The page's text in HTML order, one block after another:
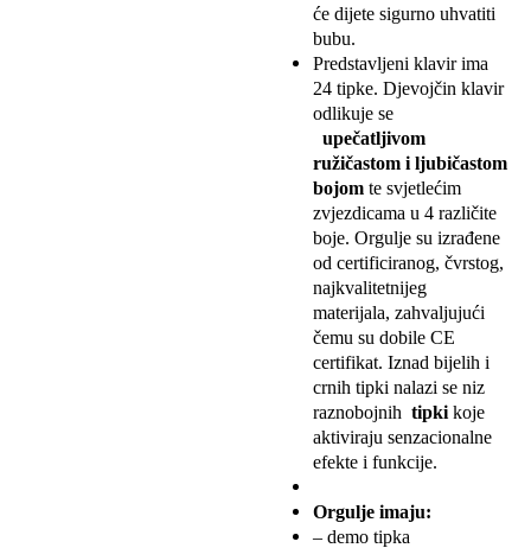
će dijete sigurno uhvatiti
bubu.
Predstavljeni klavir ima
24 tipke. Djevojčin klavir
odlikuje se
upečatljivom
ružičastom i ljubičastom
bojom te svjetlećim
zvjezdicama u 4 različite
boje. Orgulje su izrađene
od certificiranog, čvrstog,
najkvalitetnijeg
materijala, zahvaljujući
čemu su dobile CE
certifikat. Iznad bijelih i
crnih tipki nalazi se niz
raznobojnih tipki koje
aktiviraju senzacionalne
efekte i funkcije.
Orgulje imaju:
– demo tipka